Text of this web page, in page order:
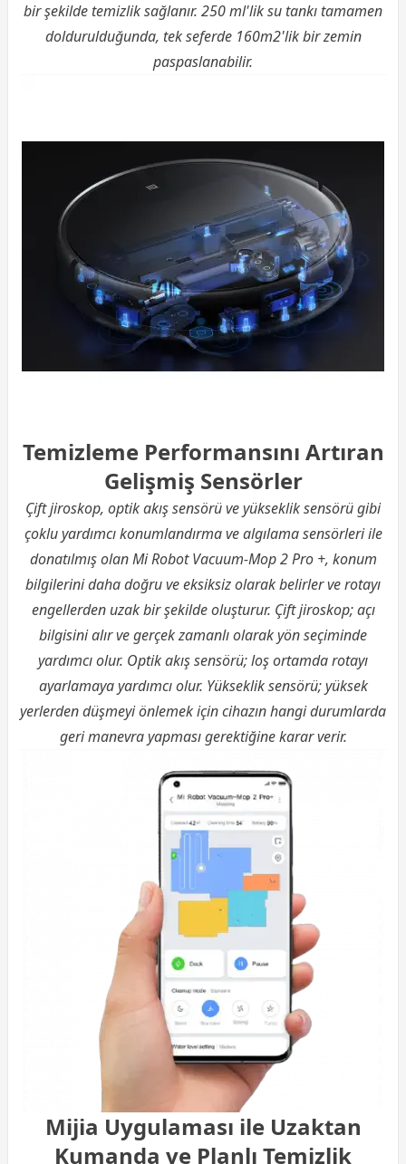
bir şekilde temizlik sağlanır. 250 ml'lik su tankı tamamen
doldurulduğunda, tek seferde 160m2'lik bir zemin
paspaslanabilir.
Temizleme Performansını Artıran
Gelişmiş Sensörler
Çift jiroskop, optik akış sensörü ve yükseklik sensörü gibi
çoklu yardımcı konumlandırma ve algılama sensörleri ile
donatılmış olan Mi Robot Vacuum-Mop 2 Pro +, konum
bilgilerini daha doğru ve eksiksiz olarak belirler ve rotayı
engellerden uzak bir şekilde oluşturur. Çift jiroskop; açı
bilgisini alır ve gerçek zamanlı olarak yön seçiminde
yardımcı olur. Optik akış sensörü; loş ortamda rotayı
ayarlamaya yardımcı olur. Yükseklik sensörü; yüksek
yerlerden düşmeyi önlemek için cihazın hangi durumlarda
geri manevra yapması gerektiğine karar verir.
Mijia Uygulaması ile Uzaktan
Kumanda ve Planlı Temizlik